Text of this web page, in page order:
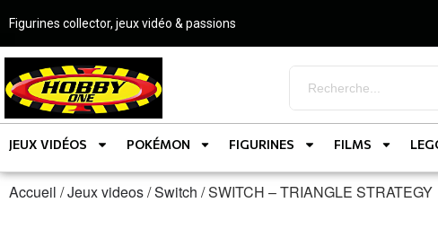
Figurines collector, jeux vidéo & passions
JEUX VIDÉOS POKÉMON FIGURINES FILMS
Accueil /Jeux videos/Switch / SWITCH – TRIANGLE STRATEGY